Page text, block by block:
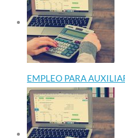
EMPLEO PARA